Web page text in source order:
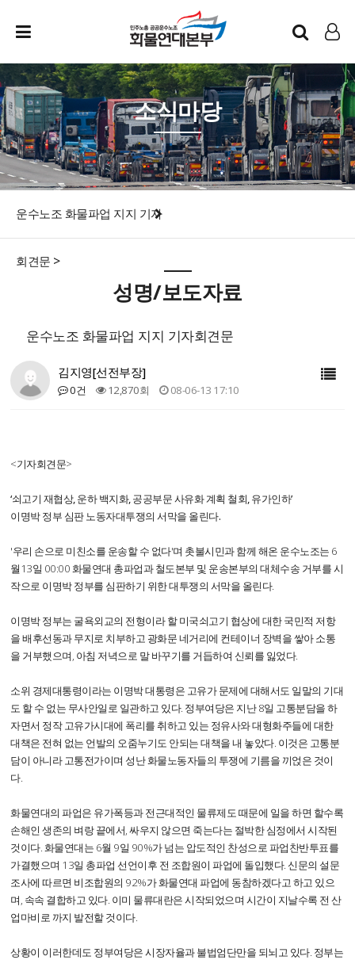
인트라넷
LOG IN
소식마당
운수노조 화물파업 지지 기자
회견문 >
성명/보도자료
운수노조 화물파업 지지 기자회견문
김지영[선전부장]
0건 12,870회 08-06-13 17:10
<기자회견문>
‘쇠고기 재협상, 운하 백지화, 공공부문 사유화 계획 철회, 유가인하’
이명박 정부 심판 노동자대투쟁의 서막을 올린다.
'우리 손으로 미친소를 운송할 수 없다'며 촛불시민과 함께 해온 운수노조는 6
월13일 00:00 화물연대 총파업과 철도본부 및 운송본부의 대체수송 거부를 시
작으로 이명박 정부를 심판하기 위한 대투쟁의 서막을 올린다.
이명박 정부는 굴욕외교의 전형이라 할 미국쇠고기 협상에 대한 국민적 저항
을 배후선동과 무지로 치부하고 광화문 네거리에 컨테이너 장벽을 쌓아 소통
을 거부했으며, 아침 저녁으로 말 바꾸기를 거듭하여 신뢰를 잃었다.
소위 경제대통령이라는 이명박 대통령은 고유가 문제에 대해서도 일말의 기대
도 할 수 없는 무사안일로 일관하고 있다. 정부여당은 지난 8일 고통분담을 하
자면서 정작 고유가시대에 폭리를 취하고 있는 정유사와 대형화주들에 대한
대책은 전혀 없는 언발의 오줌누기도 안되는 대책을 내 놓았다. 이것은 고통분
담이 아니라 고통전가이며 성난 화물노동자들의 투쟁에 기름을 끼얹은 것이
다.
화물연대의 파업은 유가폭등과 전근대적인 물류제도 때문에 일을 하면 할수록
손해인 생존의 벼랑 끝에서, 싸우지 않으면 죽는다는 절박한 심정에서 시작된
것이다. 화물연대는 6월 9일 90%가 넘는 압도적인 찬성으로 파업찬반투표를
가결했으며 13일 총파업 선언이후 전 조합원이 파업에 돌입했다. 신문의 설문
조사에 따르면 비조합원의 92%가 화물연대 파업에 동참하겠다고 하고 있으
며, 속속 결합하고 있다. 이미 물류대란은 시작되었으며 시간이 지날수록 전 산
업마비로 까지 발전할 것이다.
상황이 이러한데도 정부여당은 시장자율과 불법엄단만을 되뇌고 있다. 정부는